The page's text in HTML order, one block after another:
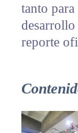
tanto
desarrollo
reporte